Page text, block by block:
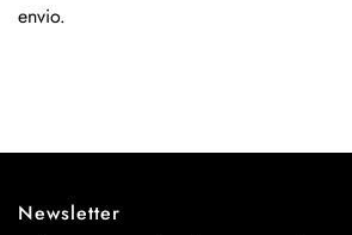
envio.
Newsletter